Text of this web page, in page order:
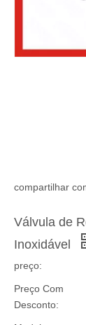
compartilhar
Válvula de
Inoxidável
preço:
Preço Com
Desconto: